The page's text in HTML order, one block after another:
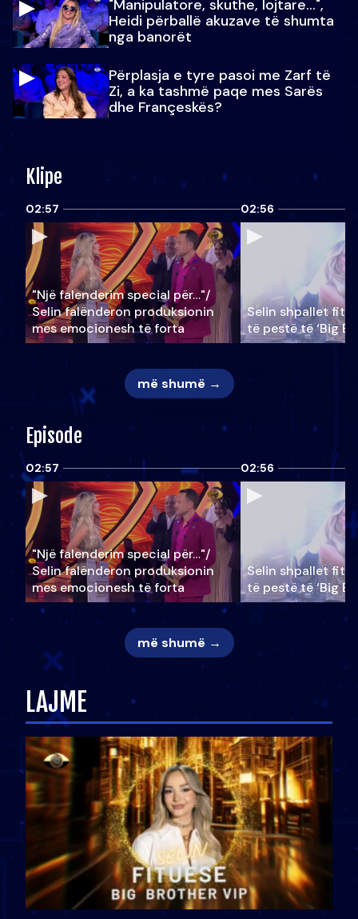
"Manipulatore, skuthe, lojtare...",
Heidi përballë akuzave të shumta
nga banorët
Përplasja e tyre pasoi me Zarf të
Zi, a ka tashmë paqe mes Sarës
dhe Françeskës?
Klipe
02:57
"Një falenderim special për…"/
Selin falënderon produksionin
mes emocionesh të forta
02:56
Selin shpallet
të pestë të ‘Big
më shumë →
Episode
02:57
"Një falenderim special për…"/
Selin falënderon produksionin
mes emocionesh të forta
02:56
Selin shpallet
të pestë të ‘Big
më shumë →
LAJME